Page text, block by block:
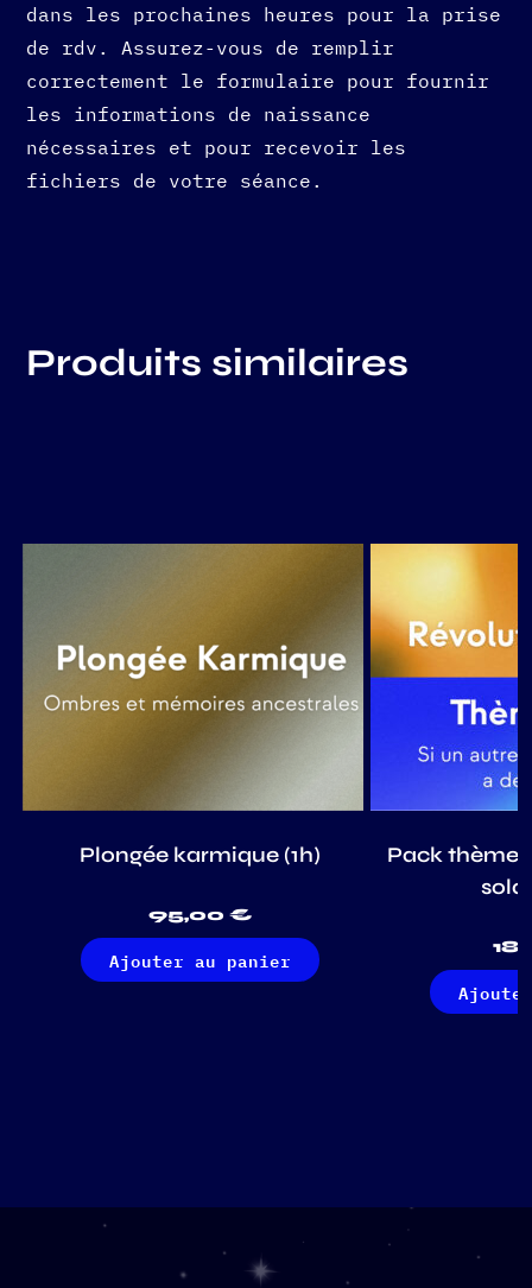
dans les prochaines heures pour la prise
de rdv. Assurez-vous de remplir
correctement le formulaire pour fournir
les informations de naissance
nécessaires et pour recevoir les
fichiers de votre séance.
Produits similaires
Plongée karmique (1h)
95,00 €
Ajouter au panier
Pack thème